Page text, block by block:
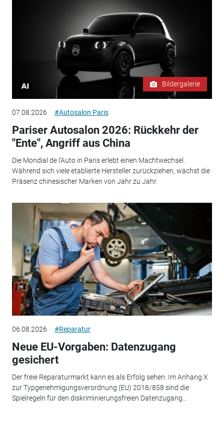
Bildergalerie
07.08.2026 #Autosalon Paris
Pariser Autosalon 2026: Rückkehr der
"Ente", Angriff aus China
Die Mondial de l'Auto in Paris erlebt einen Machtwechsel.
Während sich viele etablierte Hersteller zurückziehen, wächst die
Präsenz chinesischer Marken von Jahr zu Jahr.
06.08.2026 #Reparatur
Neue EU-Vorgaben: Datenzugang
gesichert
Der freie Reparaturmarkt kann es als Erfolg sehen: Im Anhang X
zur Typgenehmigungsverordnung (EU) 2018/858 sind die
Spielregeln für den diskriminierungsfreien Datenzugang...